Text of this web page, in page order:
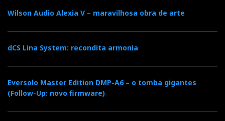
me uma experiência muito interessante.
Wilson Audio Alexia V – maravilhosa obra de arte
dCS Lina System: recondita armonia
Eversolo Master Edition DMP-A6 – o tomba gigantes
(Follow-Up: novo firmware)